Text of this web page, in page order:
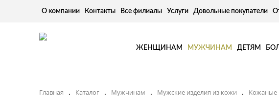
О компании Контакты Все филиалы Услуги Довольные покупатели
ЖЕНЩИНАМ МУЖЧИНАМ ДЕТЯМ
Главная . Каталог . Мужчинам . Мужские изделия из кожи . Кожаные